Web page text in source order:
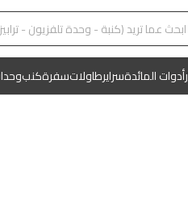
أدوات المائدةسرايرطاولاتسفرةكنب